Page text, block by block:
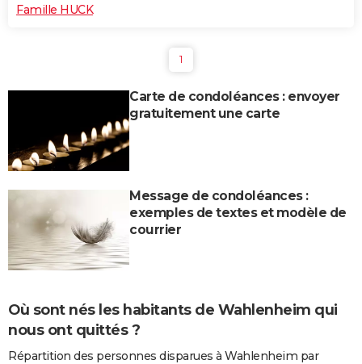
Famille HUCK
1
Carte de condoléances : envoyer
gratuitement une carte
Message de condoléances :
exemples de textes et modèle de
courrier
Où sont nés les habitants de Wahlenheim qui
nous ont quittés ?
Répartition des personnes disparues à Wahlenheim par